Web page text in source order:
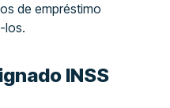
de empréstimo
los.
INSS